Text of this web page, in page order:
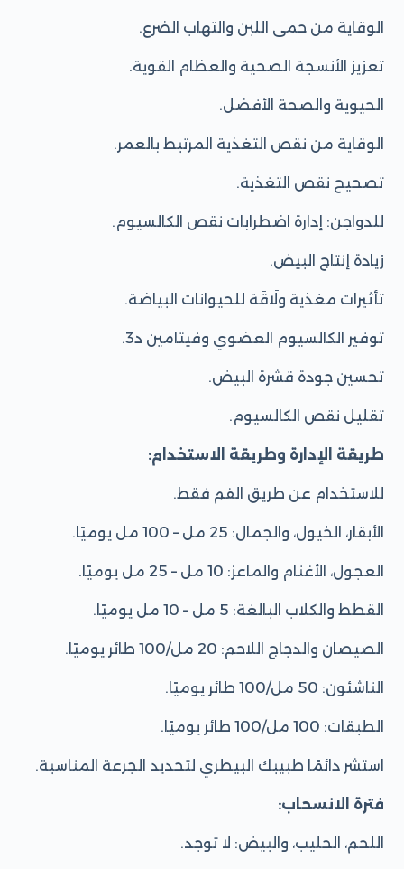
الوقاية من حمى اللبن والتهاب الضرع.
تعزيز الأنسجة الصحية والعظام القوية.
الحيوية والصحة الأفضل.
الوقاية من نقص التغذية المرتبط بالعمر.
تصحيح نقص التغذية.
للدواجن: إدارة اضطرابات نقص الكالسيوم.
زيادة إنتاج البيض.
تأثيرات مغذية ولَاقَة للحيوانات البياضة.
توفير الكالسيوم العضوي وفيتامين د3.
تحسين جودة قشرة البيض.
تقليل نقص الكالسيوم.
طريقة الإدارة وطريقة الاستخدام:
للاستخدام عن طريق الفم فقط.
الأبقار، الخيول، والجمال: 25 مل – 100 مل يوميًا.
العجول، الأغنام والماعز: 10 مل – 25 مل يوميًا.
القطط والكلاب البالغة: 5 مل – 10 مل يوميًا.
الصيصان والدجاج اللاحم: 20 مل/100 طائر يوميًا.
الناشئون: 50 مل/100 طائر يوميًا.
الطبقات: 100 مل/100 طائر يوميًا.
استشر دائمًا طبيبك البيطري لتحديد الجرعة المناسبة.
فترة الانسحاب:
اللحم، الحليب، والبيض: لا توجد.